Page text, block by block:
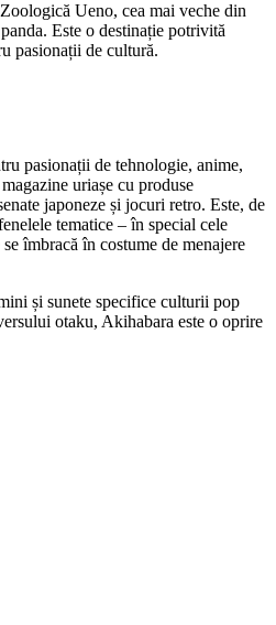
Ueno, cea mai veche din
Este o destinație potrivită
pasionații de cultură.
pasionații de tehnologie, anime,
uriașe cu produse
japoneze și jocuri retro. Este, de
tematice – în special cele
îmbracă în costume de menajere
și sunete specifice culturii pop
otaku, Akihabara este o oprire